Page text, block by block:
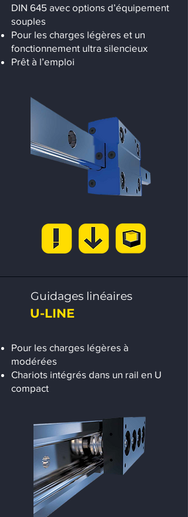
DIN 645 avec options d’équipement
souples
Pour les charges légères et un
fonctionnement ultra silencieux
Prêt à l’emploi
Guidages linéaires
U-LINE
Pour les charges légères à
modérées
Chariots intégrés dans un rail en U
compact